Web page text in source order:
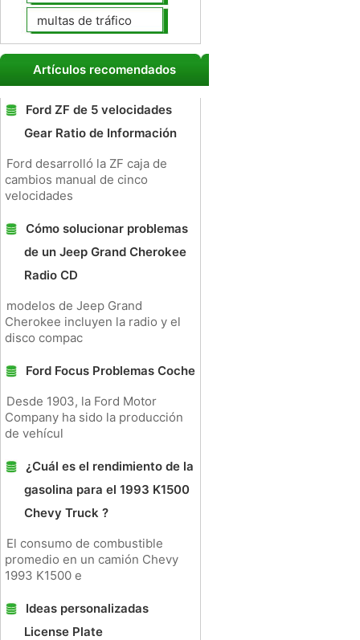
multas de tráfico
Artículos recomendados
Ford ZF de 5 velocidades
Gear Ratio de Información
Ford desarrolló la ZF caja de
cambios manual de cinco
velocidades
Cómo solucionar problemas
de un Jeep Grand Cherokee
Radio CD
modelos de Jeep Grand
Cherokee incluyen la radio y el
disco compac
Ford Focus Problemas Coche
Desde 1903, la Ford Motor
Company ha sido la producción
de vehícul
¿Cuál es el rendimiento de la
gasolina para el 1993 K1500
Chevy Truck ?
El consumo de combustible
promedio en un camión Chevy
1993 K1500 e
Ideas personalizadas
License Plate